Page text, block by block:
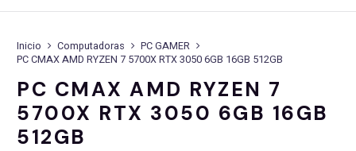
Inicio Computadoras
PC GAMER
PC CMAX AMD RYZEN 7 5700X RTX 3050 6GB 16GB 512GB
PC CMAX AMD RYZEN 7
5700X RTX 3050 6GB 16GB
512GB